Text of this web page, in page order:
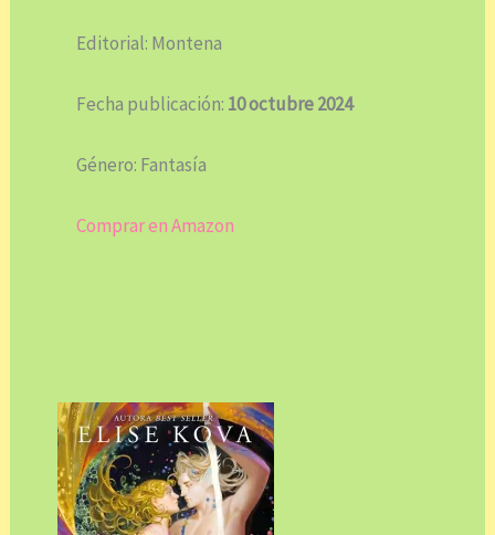
Editorial: Montena
Fecha publicación: 10 octubre 2024
Género: Fantasía
Comprar en Amazon